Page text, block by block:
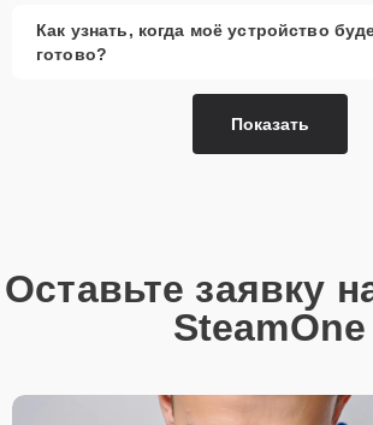
Как узнать, когда моё устройство
готово?
Показать
Оставьте заявку
SteamOne